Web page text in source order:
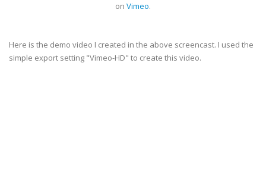
on Vimeo.
Here is the demo video I created in the above screencast. I used the
simple export setting "Vimeo-HD" to create this video.